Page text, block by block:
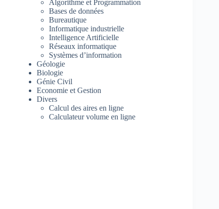
Algorithme et Programmation
Bases de données
Bureautique
Informatique industrielle
Intelligence Artificielle
Réseaux informatique
Systèmes d’information
Géologie
Biologie
Génie Civil
Economie et Gestion
Divers
Calcul des aires en ligne
Calculateur volume en ligne